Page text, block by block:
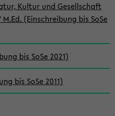
Kultur und Gesellschaft
(Einschreibung bis SoSe
bis SoSe 2021)
bis SoSe 2011)